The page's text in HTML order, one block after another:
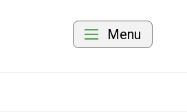
Menu